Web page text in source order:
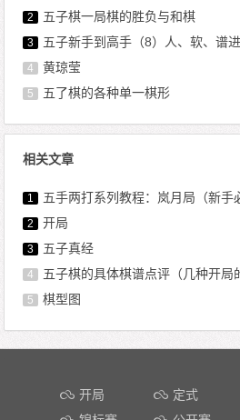
2 五子棋一局棋的胜负与和棋
3 五子新手到高手（8）人、软、谱
4 黄琼莹
5 五了棋的各种单一棋形
相关文章
1 五手两打系列教程：岚月局（新手
2 开局
3 五子真经
4 五子棋的具体棋谱点评（几种开局
5 棋型图
文章导航
开局 定式